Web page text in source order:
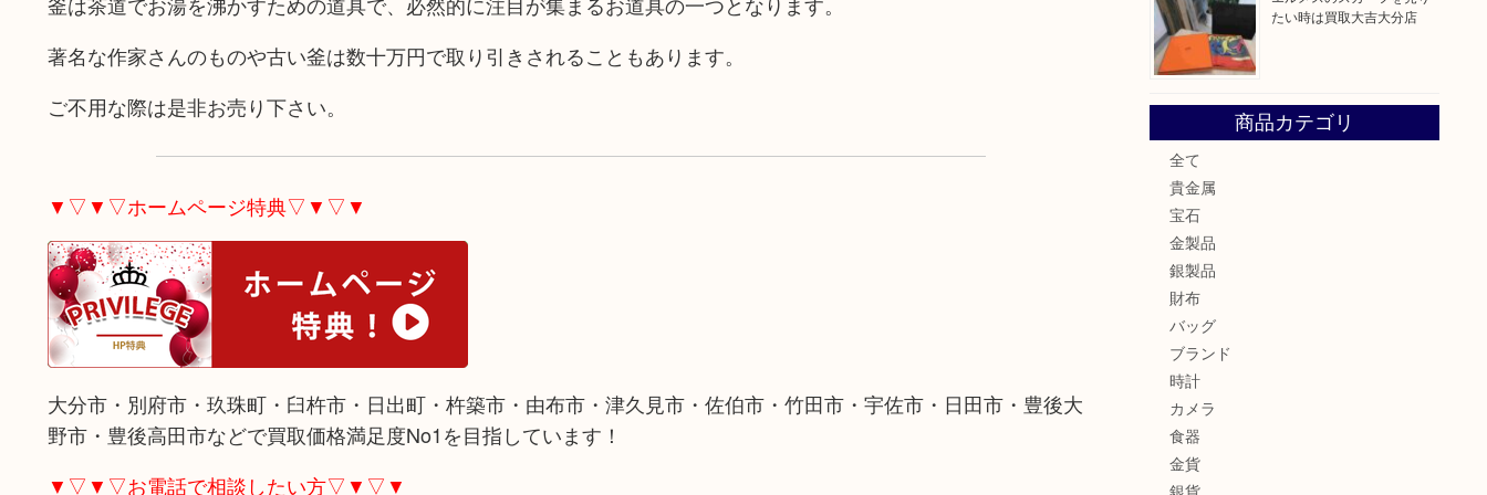
著名な作家さんのものや古い釜は数十万円で取り引きされることもあります。
ご不用な際は是非お売り下さい。
▼▽▼▽ホームページ特典▽▼▽▼
大分市・別府市・玖珠町・臼杵市・日出町・杵築市・由布市・津久見市・佐伯市・竹田市・宇佐市・日田市・豊後大
野市・豊後高田市などで買取価格満足度No1を目指しています！
▼▽▼▽お電話で相談したい方▽▼▽▼
たい時は買取大吉大分店
商品カテゴリ
全て
貴金属
宝石
金製品
銀製品
財布
バッグ
ブランド
時計
カメラ
食器
金貨
銀貨